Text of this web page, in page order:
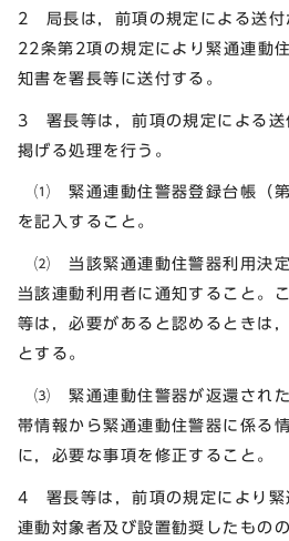
2 局長は，前項の規定による送付
22条第2項の規定により緊通連動
知書を署長等に送付する。
3 署長等は，前項の規定による送
掲げる処理を行う。
⑴ 緊通連動住警器登録台帳（第
を記入すること。
⑵ 当該緊通連動住警器利用決定
当該連動利用者に通知すること。
等は，必要があると認めるときは
とする。
⑶ 緊通連動住警器が返還された
帯情報から緊通連動住警器に係る
に，必要な事項を修正すること。
4 署長等は，前項の規定により緊
連動対象者及び設置勧奨したもの